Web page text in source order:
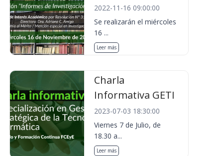
2022-11-16 09:00:00
Se realizarán el miércoles
16 ...
Leer más
Charla
Informativa GETI
2023-07-03 18:30:00
Viernes 7 de Julio, de
18.30 a...
Leer más